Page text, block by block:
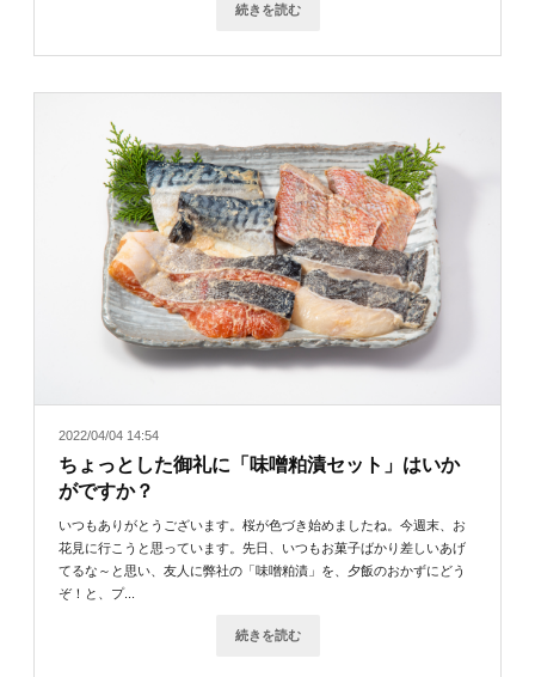
続きを読む
ちょっとした御礼に「味噌粕漬セット」はいか
がですか？
2022/04/04 14:54
いつもありがとうございます。桜が色づき始めましたね。今週末、お
花見に行こうと思っています。先日、いつもお菓子ばかり差しいあげ
てるな～と思い、友人に弊社の「味噌粕漬」を、夕飯のおかずにどう
ぞ！と、プ...
続きを読む